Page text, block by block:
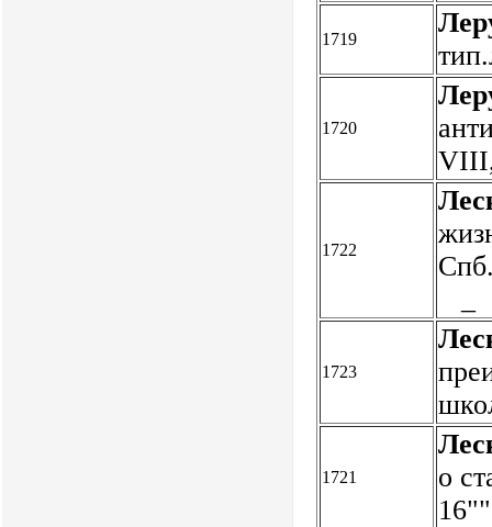
1719
1720
1722
1723
1721
о